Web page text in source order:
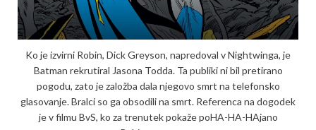
Ko je izvirni Robin, Dick Greyson, napredoval v Nightwinga, je
Batman rekrutiral Jasona Todda. Ta publiki ni bil pretirano
pogodu, zato je založba dala njegovo smrt na telefonsko
glasovanje. Bralci so ga obsodili na smrt. Referenca na dogodek
je v filmu BvS, ko za trenutek pokaže poHA-HA-HAjano